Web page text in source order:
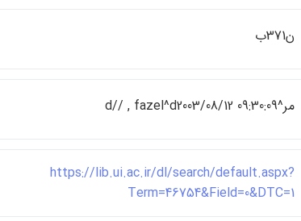
ن371ب
مر^d// , fazel^d2003/08/12 09:30:09
https://lib.ui.ac.ir/dl/search/default.aspx?
Term=46754&Field=0&DTC=1